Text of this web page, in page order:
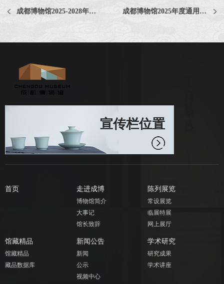
成都博物馆2025-2028年文物库房门维保服务采购项目评选公告 成都博物馆2025年度通用办公用品服务项目中选公告
宣传栏位置
首页 走进成博
博物馆简介
大事记
馆长致辞
陈列展览
常设展览
临展特展
网上展厅
馆藏精品
馆藏精品
藏品数据库
新闻公告
新闻
公示
视频中心
学术研究
研究成果
学术讲座